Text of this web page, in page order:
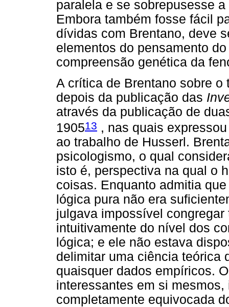
paralela e se sobrepusesse
Embora também fosse fácil
dívidas com Brentano, deve
elementos do pensamento
compreensão genética da
A crítica de Brentano sobre
depois da publicação das
através da publicação de
190513 , nas quais
ao trabalho de Husserl.
psicologismo, o qual
isto é, perspectiva na qual o
coisas. Enquanto admitia
lógica pura não era
julgava impossível
intuitivamente do nível dos
lógica; e ele não estava
delimitar uma ciência teórica
quaisquer dados empíricos.
interessantes em si
completamente equivocada